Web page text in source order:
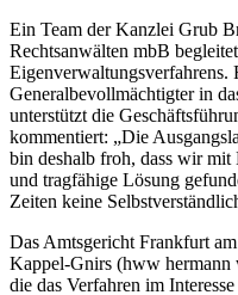
Ein Team der Kanzlei Grub
Rechtsanwälten mbB
Eigenverwaltungsverfahrens.
Generalbevollmächtigter in
unterstützt die
kommentiert: „Die
bin deshalb froh, dass wir
und tragfähige Lösung
Zeiten keine
Das Amtsgericht Frankfurt
Kappel-Gnirs (hww
die das Verfahren im